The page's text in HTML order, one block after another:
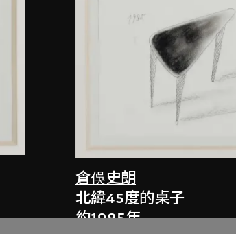
倉俁史朗
北緯45度的桌子
約1985年